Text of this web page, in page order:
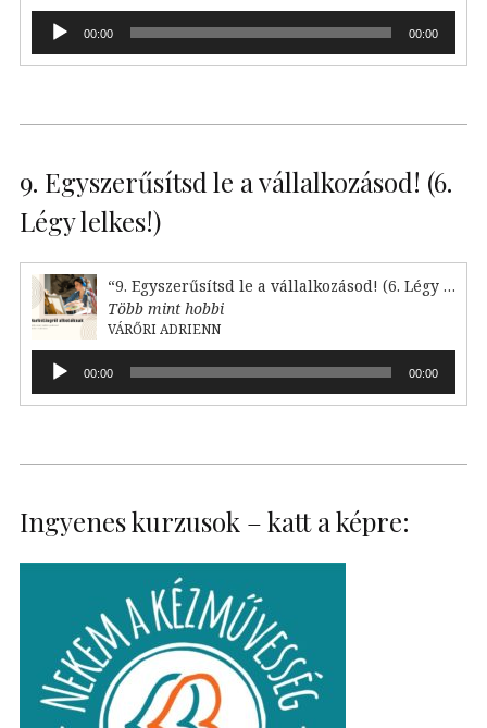
Audió
lejátszó00:00 00:00
9. Egyszerűsítsd le a vállalkozásod! (6.
Légy lelkes!)
“9. Egyszerűsítsd le a vállalkozásod! (6. Légy lelkes!)”
Több mint hobbi
VÁRŐRI ADRIENN
Audió
lejátszó00:00 00:00
Ingyenes kurzusok – katt a képre: